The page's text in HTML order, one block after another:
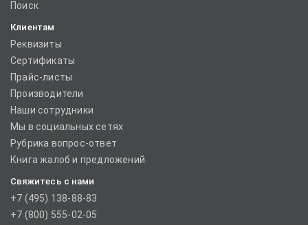
Поиск
Клиентам
Реквизиты
Сертификаты
Прайс-листы
Производители
Наши сотрудники
Мы в социальных сетях
Рубрика вопрос-ответ
Книга жалоб и предложений
Свяжитесь с нами
+7 (495) 138-88-83
+7 (800) 555-02-05